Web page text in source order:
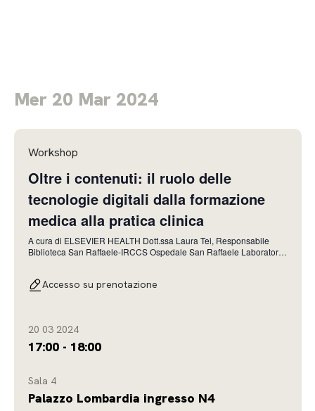
Mer 20 Mar 2024
20 03 2024
17:00 - 18:00
Sala 4
Palazzo Lombardia ingresso N4
Workshop
Oltre i contenuti: il ruolo delle
tecnologie digitali dalla formazione
medica alla pratica clinica
A cura di ELSEVIER HEALTH Dott.ssa Laura Tei, Responsabile
Biblioteca San Raffaele-IRCCS Ospedale San Raffaele Laboratorio
l’acquisizione di nuove risor
Accesso su prenotazione